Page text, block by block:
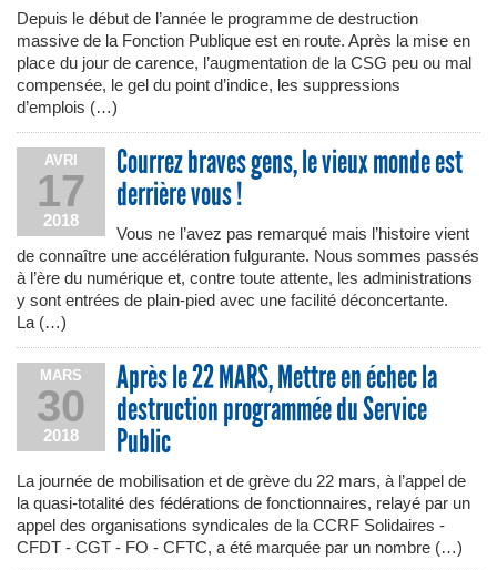
Depuis le début de l’année le programme de destruction
massive de la Fonction Publique est en route. Après la mise en
place du jour de carence, l’augmentation de la CSG peu ou mal
compensée, le gel du point d’indice, les suppressions
d’emplois (…)
AVRI
17
2018
Courrez braves gens, le vieux monde est
derrière vous !
Vous ne l’avez pas remarqué mais l’histoire vient
de connaître une accélération fulgurante. Nous sommes passés
à l’ère du numérique et, contre toute attente, les administrations
y sont entrées de plain-pied avec une facilité déconcertante.
La (…)
MARS
30
2018
Après le 22 MARS, Mettre en échec la
destruction programmée du Service
Public
La journée de mobilisation et de grève du 22 mars, à l’appel de
la quasi-totalité des fédérations de fonctionnaires, relayé par un
appel des organisations syndicales de la CCRF Solidaires -
CFDT - CGT - FO - CFTC, a été marquée par un nombre (…)